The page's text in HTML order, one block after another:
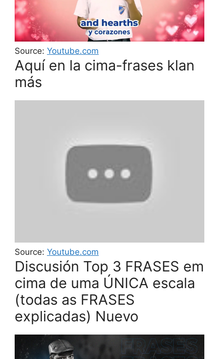
Source: Youtube.com
Aquí en la cima-frases klan
más
Source: Youtube.com
Discusión Top 3 FRASES em
cima de uma ÚNICA escala
(todas as FRASES
explicadas) Nuevo